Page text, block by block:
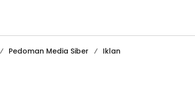
Pedoman Media Siber
Iklan